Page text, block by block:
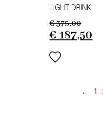
LIGHT DRINK
€375,00
Original
was:
€ 187,50
← 1